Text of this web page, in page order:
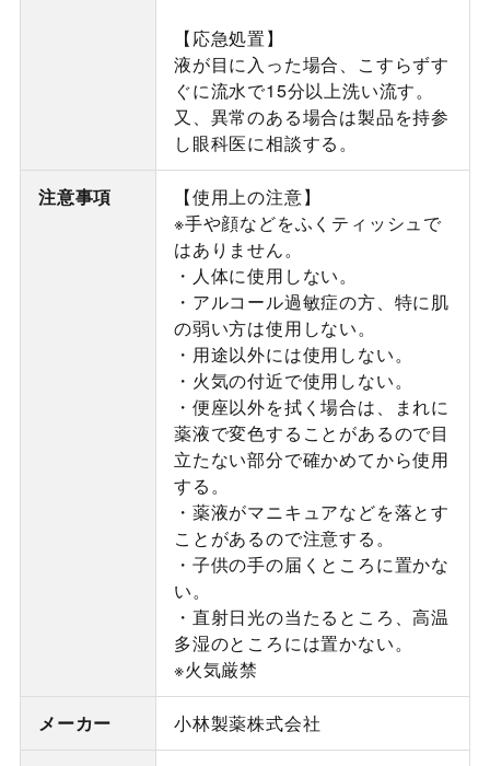
【応急処置】
液が目に入った場合、こすらずす
ぐに流水で15分以上洗い流す。
又、異常のある場合は製品を持参
し眼科医に相談する。
注意事項
【使用上の注意】
※手や顔などをふくティッシュで
はありません。
・人体に使用しない。
・アルコール過敏症の方、特に肌
の弱い方は使用しない。
・用途以外には使用しない。
・火気の付近で使用しない。
・便座以外を拭く場合は、まれに
薬液で変色することがあるので目
立たない部分で確かめてから使用
する。
・薬液がマニキュアなどを落とす
ことがあるので注意する。
・子供の手の届くところに置かな
い。
・直射日光の当たるところ、高温
多湿のところには置かない。
※火気厳禁
メーカー 小林製薬株式会社